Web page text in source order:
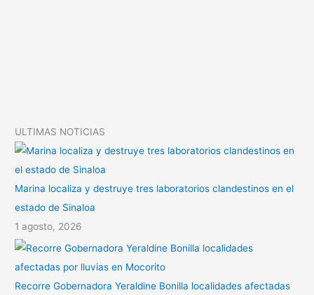
r
ULTIMAS NOTICIAS
Marina localiza y destruye tres laboratorios clandestinos en el
estado de Sinaloa
1 agosto, 2026
Recorre Gobernadora Yeraldine Bonilla localidades afectadas